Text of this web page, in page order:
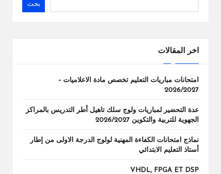
بحث
اخر المقالات
امتحانات مباريات التعليم تخصص مادة الاعلاميات –
2026/2027
عدة التحضير لمباريات ولوج سلك تاهيل أطر التدريس بالمراكز
الجهوية للتربية والتكوين 2026/2027
نماذج امتحانات الكفاءة المهنية لولوج الدرجة الاولى من إطار
أستاذ التعليم الابتدائي
VHDL, FPGA ET DSP